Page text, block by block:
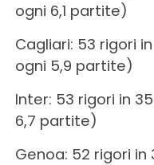
ogni 6,1 partite)
Cagliari: 53 rigori
ogni 5,9 partite)
Inter: 53 rigori in
6,7 partite)
Genoa: 52 rigori